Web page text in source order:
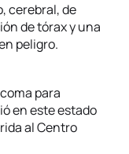
cerebral, de
de tórax y una
peligro.
para
en este estado
al Centro